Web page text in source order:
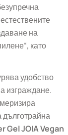
на
като
удобство
изграждане.
дълготрайна
Gel JOIA Vegan